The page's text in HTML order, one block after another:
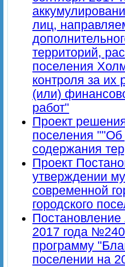
лиц,
территорий,
поселения
контроля за
(или)
работ"
Проект
поселения ""Об
содержания
Проект
утверждении
современной
городского
2017 года
программу
поселении на